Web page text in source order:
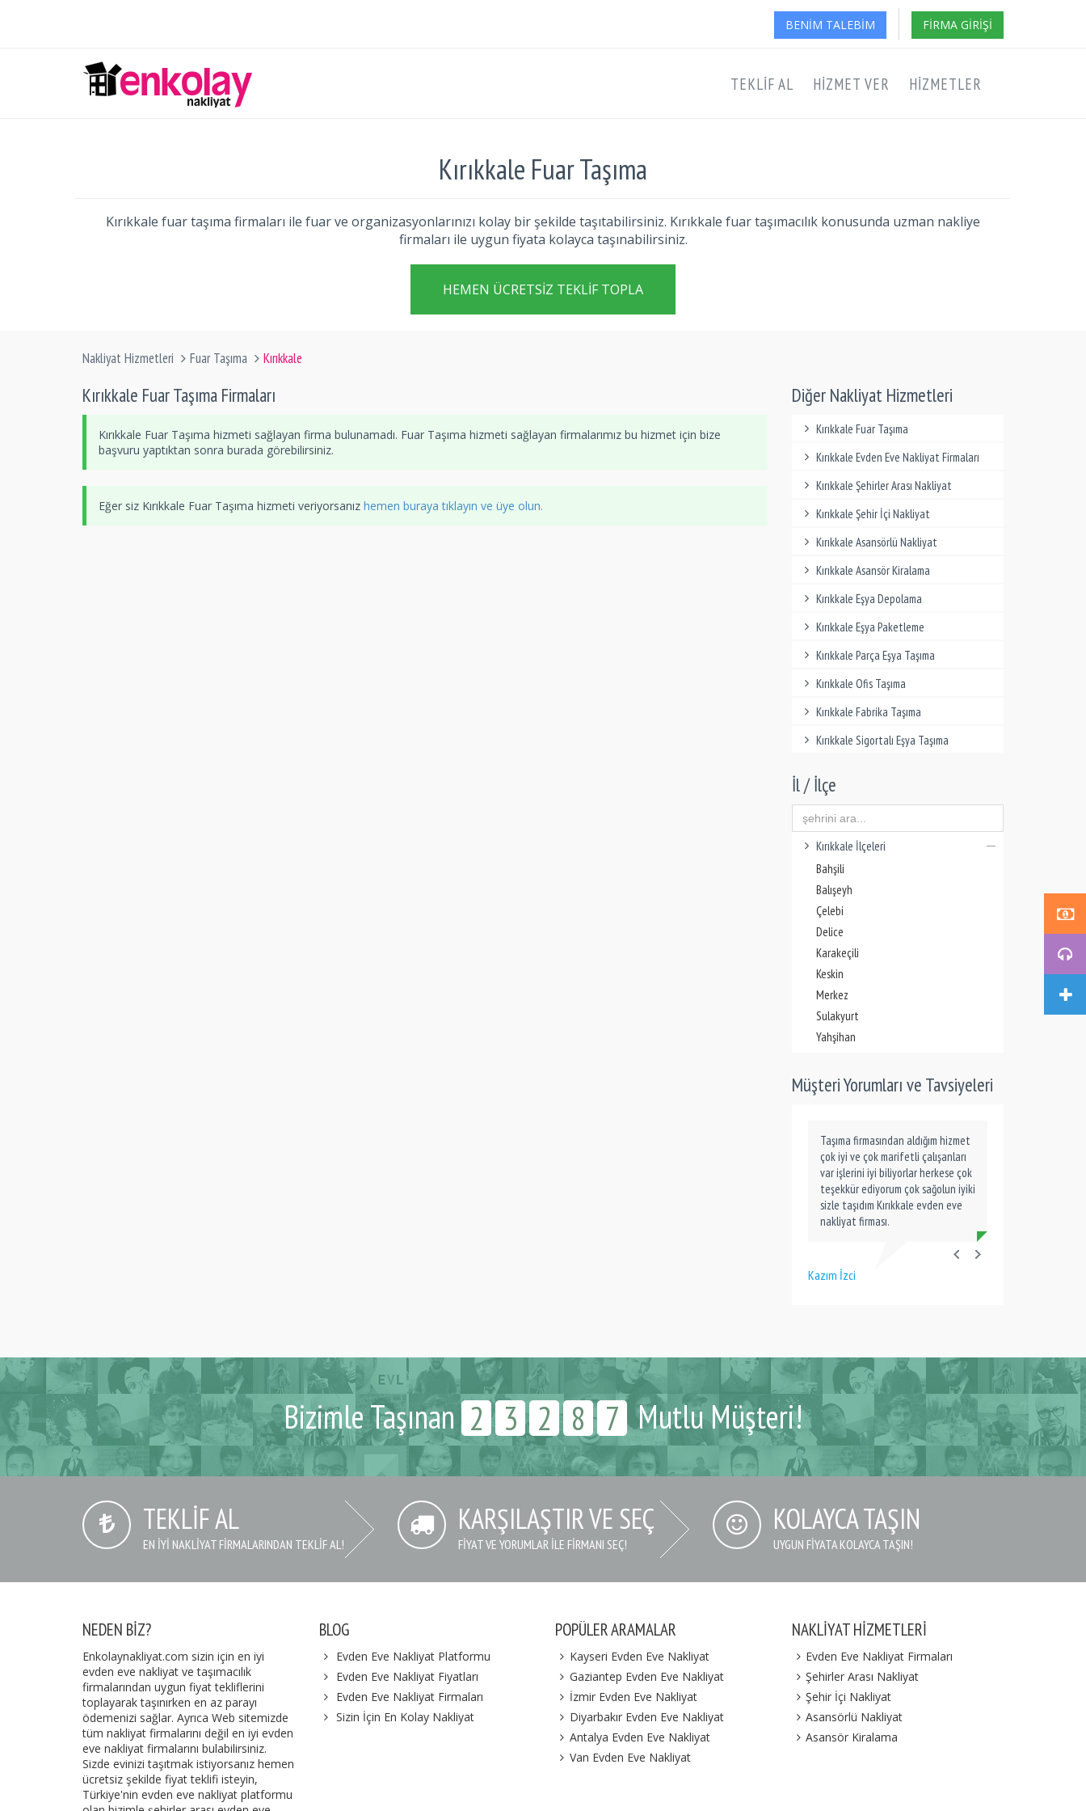
BENIM TALEBIM FIRMA GIRIŞI
TEKLIF AL HIZMET VER HIZMETLER
Kırıkkale Fuar Taşıma
Kırıkkale fuar taşıma firmaları ile fuar ve organizasyonlarınızı kolay bir şekilde taşıtabilirsiniz. Kırıkkale fuar taşımacılık konusunda uzman nakliye
firmaları ile uygun fiyata kolayca taşınabilirsiniz.
HEMEN ÜCRETSIZ TEKLIF TOPLA
Nakliyat Hizmetleri Fuar Taşıma Kırıkkale
Kırıkkale Fuar Taşıma Firmaları
Kırıkkale Fuar Taşıma hizmeti sağlayan firma bulunamadı. Fuar Taşıma hizmeti sağlayan firmalarımız bu hizmet için bize
başvuru yaptıktan sonra burada görebilirsiniz.
Eğer siz Kırıkkale Fuar Taşıma hizmeti veriyorsanız hemen buraya tıklayın ve üye olun.
Diğer Nakliyat Hizmetleri
Kırıkkale Fuar Taşıma
Kırıkkale Evden Eve Nakliyat Firmaları
Kırıkkale Şehirler Arası Nakliyat
Kırıkkale Şehir İçi Nakliyat
Kırıkkale Asansörlü Nakliyat
Kırıkkale Asansör Kiralama
Kırıkkale Eşya Depolama
Kırıkkale Eşya Paketleme
Kırıkkale Parça Eşya Taşıma
Kırıkkale Ofis Taşıma
Kırıkkale Fabrika Taşıma
Kırıkkale Sigortalı Eşya Taşıma
İl / İlçe
Kırıkkale İlçeleri
Bahşili
Balışeyh
Çelebi
Delice
Karakeçili
Keskin
Merkez
Sulakyurt
Yahşihan
Müşteri Yorumları ve Tavsiyeleri
Taşıma firmasından aldığım hizmet
çok iyi ve çok marifetli çalışanları
var işlerini iyi biliyorlar herkese çok
teşekkür ediyorum çok sağolun iyiki
sizle taşıdım Kırıkkale evden eve
nakliyat firması.
Kazım İzci
Bizimle Taşınan 2 3 2 8 7 Mutlu Müşteri!
TEKLIF AL
EN IYI NAKLIYAT FIRMALARINDAN TEKLIF AL!
KARŞILAŞTIR VE SEÇ
FIYAT VE YORUMLAR İLE FIRMANI SEÇ!
KOLAYCA TAŞIN
UYGUN FIYATA KOLAYCA TAŞIN!
NEDEN BIZ?
Enkolaynakliyat.com sizin için en iyi
evden eve nakliyat ve taşımacılık
firmalarından uygun fiyat tekliflerini
toplayarak taşınırken en az parayı
ödemenizi sağlar. Ayrıca Web sitemizde
tüm nakliyat firmalarını değil en iyi evden
eve nakliyat firmalarını bulabilirsiniz.
Sizde evinizi taşıtmak istiyorsanız hemen
ücretsiz şekilde fiyat teklifi isteyin,
Türkiye'nin evden eve nakliyat platformu
BLOG
Evden Eve Nakliyat Platformu
Evden Eve Nakliyat Fiyatları
Evden Eve Nakliyat Firmaları
Sizin İçin En Kolay Nakliyat
POPÜLER ARAMALAR
Kayseri Evden Eve Nakliyat
Gaziantep Evden Eve Nakliyat
İzmir Evden Eve Nakliyat
Diyarbakır Evden Eve Nakliyat
Antalya Evden Eve Nakliyat
Van Evden Eve Nakliyat
NAKLIYAT HIZMETLERI
Evden Eve Nakliyat Firmaları
Şehirler Arası Nakliyat
Şehir İçi Nakliyat
Asansörlü Nakliyat
Asansör Kiralama